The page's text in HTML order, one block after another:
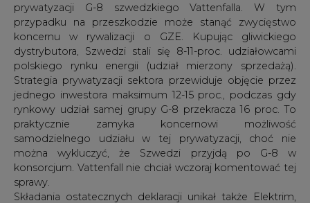
prywatyzacji G-8 szwedzkiego Vattenfalla. W tym
przypadku na przeszkodzie może stanąć zwycięstwo
koncernu w rywalizacji o GZE. Kupując gliwickiego
dystrybutora, Szwedzi stali się 8-11-proc. udziałowcami
polskiego rynku energii (udział mierzony sprzedażą).
Strategia prywatyzacji sektora przewiduje objęcie przez
jednego inwestora maksimum 12-15 proc., podczas gdy
rynkowy udział samej grupy G-8 przekracza 16 proc. To
praktycznie zamyka koncernowi możliwość
samodzielnego udziału w tej prywatyzacji, choć nie
można wykluczyć, że Szwedzi przyjdą po G-8 w
konsorcjum. Vattenfall nie chciał wczoraj komentować tej
sprawy.
Składania ostatecznych deklaracji unikał także Elektrim,